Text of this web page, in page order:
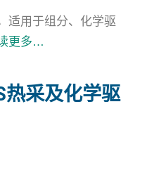
适用于组分、化学驱
更多…
热采及化学驱